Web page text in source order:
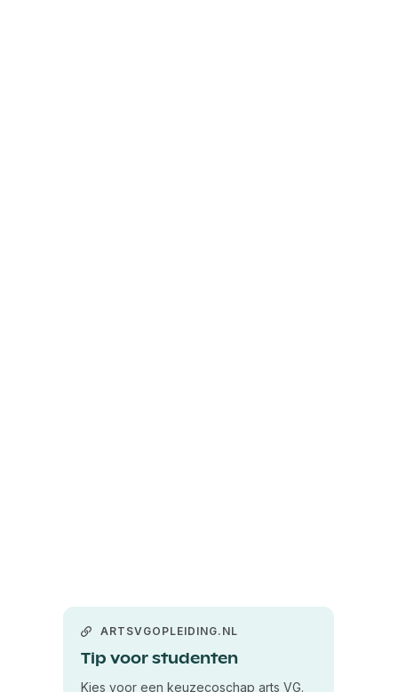
ARTSVGOPLEIDING.NL
Tip voor studenten
Kies voor een keuzecoschap arts VG.